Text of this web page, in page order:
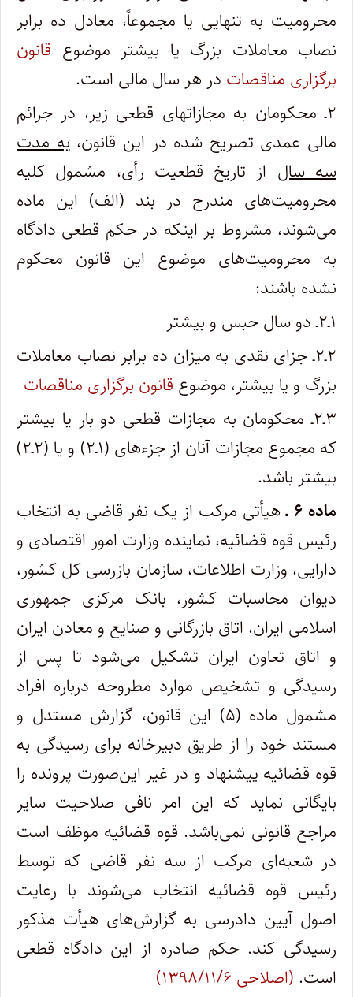
محرومیت به تنهایی یا مجموعاً، معادل ده برابر
نصاب معاملات بزرگ یا بیشتر موضوع قانون
برگزاری مناقصات در هر سال مالی است.
۲ـ محکومان به مجازاتهای قطعی زیر، در جرائم
مالی عمدی تصریح شده در این قانون،به مدت
سه سال از تاریخ قطعیت رأی، مشمول کلیه
محرومیت‌های مندرج در بند (الف) این ماده
می‌شوند، مشروط بر اینکه در حکم قطعی دادگاه
به محرومیت‌های موضوع این قانون محکوم
نشده باشند:
۱ـ۲ـ دو سال حبس و بیشتر
۲ـ۲ـ جزای نقدی به میزان ده برابر نصاب معاملات
بزرگ و یا بیشتر، موضوع قانون برگزاری مناقصات
۳ـ۲ـ محکومان به مجازات قطعی دو بار یا بیشتر
که مجموع مجازات آنان از جزءهای (۱ـ۲) و یا (۲ـ۲)
بیشتر باشد.
ماده ۶ ـ
هیأتی مرکب از یک نفر قاضی به انتخاب
رئیس قوه قضائیه، نماینده وزارت امور اقتصادی و
دارایی، وزارت اطلاعات، سازمان بازرسی کل کشور،
دیوان محاسبات کشور، بانک مرکزی جمهوری
اسلامی ایران، اتاق بازرگانی و صنایع و معادن ایران
و اتاق تعاون ایران تشکیل می‌شود تا پس از
رسیدگی و تشخیص موارد مطروحه درباره افراد
مشمول ماده (۵) این قانون، گزارش مستدل و
مستند خود را از طریق دبیرخانه برای رسیدگی به
قوه قضائیه پیشنهاد و در غیر این‌صورت پرونده را
بایگانی نماید که این امر نافی صلاحیت سایر
مراجع قانونی نمی‌باشد. قوه قضائیه موظف است
در شعبه‌ای مرکب از سه نفر قاضی که توسط
رئیس قوه قضائیه انتخاب می‌شوند با رعایت
اصول آیین دادرسی به گزارش‌های هیأت مذکور
رسیدگی کند. حکم صادره از این دادگاه قطعی
است. (اصلاحی ۱۳۹۸/۱۱/۶)